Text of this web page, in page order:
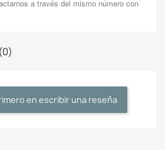
a través del mismo número con
en escribir una reseña